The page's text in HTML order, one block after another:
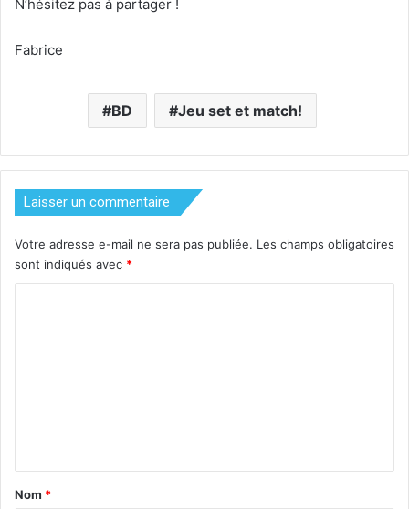
N’hésitez pas à partager !
Fabrice
BD Jeu set et match!
Laisser un commentaire
Votre adresse e-mail ne sera pas publiée. Les champs obligatoires
sont indiqués avec *
a
Nom *